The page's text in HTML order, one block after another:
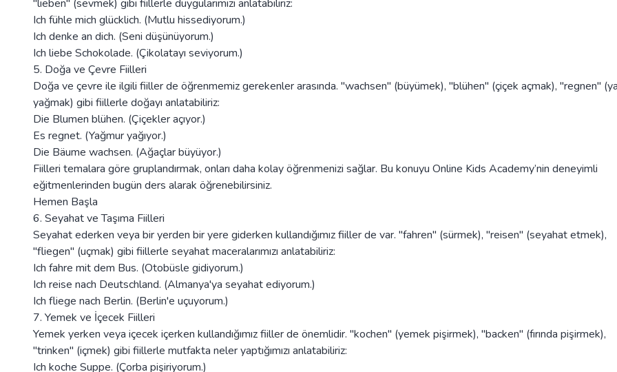
"lieben" (sevmek) gibi fiillerle duygularımızı anlatabiliriz:
Ich fühle mich glücklich. (Mutlu hissediyorum.)
Ich denke an dich. (Seni düşünüyorum.)
Ich liebe Schokolade. (Çikolatayı seviyorum.)
5. Doğa ve Çevre Fiilleri
Doğa ve çevre ile ilgili fiiller de öğrenmemiz gerekenler arasında. "wachsen" (büyümek), "blühen" (çiçek açmak), "regnen"
yağmak) gibi fiillerle doğayı anlatabiliriz:
Die Blumen blühen. (Çiçekler açıyor.)
Es regnet. (Yağmur yağıyor.)
Die Bäume wachsen. (Ağaçlar büyüyor.)
Fiilleri temalara göre gruplandırmak, onları daha kolay öğrenmenizi sağlar. Bu konuyu Online Kids Academy’nin deneyimli
eğitmenlerinden bugün ders alarak öğrenebilirsiniz.
Hemen Başla
6. Seyahat ve Taşıma Fiilleri
Seyahat ederken veya bir yerden bir yere giderken kullandığımız fiiller de var. "fahren" (sürmek), "reisen" (seyahat etmek),
"fliegen" (uçmak) gibi fiillerle seyahat maceralarımızı anlatabiliriz:
Ich fahre mit dem Bus. (Otobüsle gidiyorum.)
Ich reise nach Deutschland. (Almanya'ya seyahat ediyorum.)
Ich fliege nach Berlin. (Berlin'e uçuyorum.)
7. Yemek ve İçecek Fiilleri
Yemek yerken veya içecek içerken kullandığımız fiiller de önemlidir. "kochen" (yemek pişirmek), "backen" (fırında pişirmek),
"trinken" (içmek) gibi fiillerle mutfakta neler yaptığımızı anlatabiliriz:
Ich koche Suppe. (Çorba pişiriyorum.)